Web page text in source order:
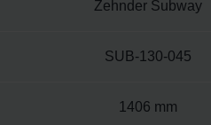
Zehnder Subway
SUB-130-045
1406 mm